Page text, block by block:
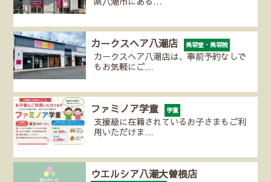
カークスヘア八潮店 美容室・美容院
カークスヘア八潮店は、事前予約なしで
もお気軽にご…
ファミノア学童 学童
支援級に在籍されているお子さまもご利
用いただけま…
ウエルシア八潮大曽根店